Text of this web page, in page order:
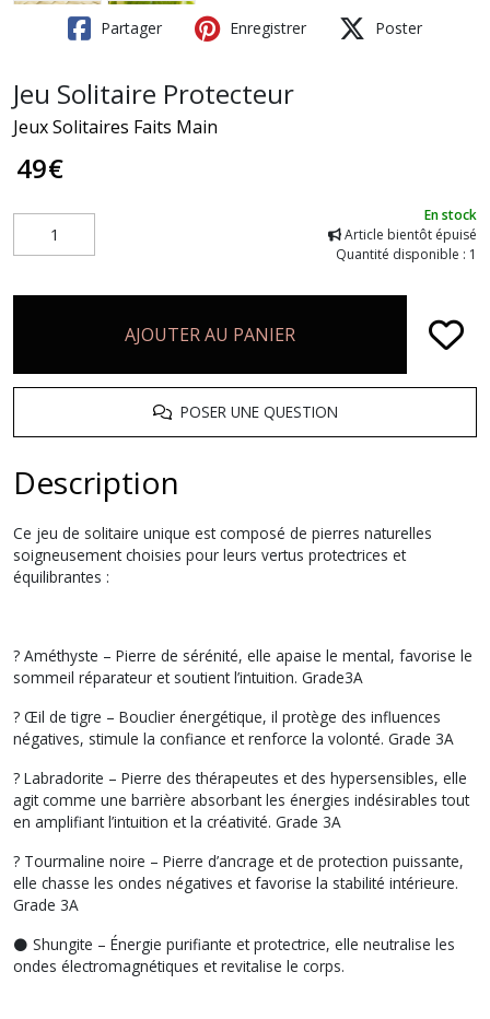
Partager Enregistrer Poster
Jeu Solitaire Protecteur
Jeux Solitaires Faits Main
49€
En stock
Article bientôt épuisé
Quantité disponible : 1
AJOUTER AU PANIER
POSER UNE QUESTION
Description
Ce jeu de solitaire unique est composé de pierres naturelles
soigneusement choisies pour leurs vertus protectrices et
équilibrantes :
? Améthyste – Pierre de sérénité, elle apaise le mental, favorise le
sommeil réparateur et soutient l’intuition. Grade3A
? Œil de tigre – Bouclier énergétique, il protège des influences
négatives, stimule la confiance et renforce la volonté. Grade 3A
? Labradorite – Pierre des thérapeutes et des hypersensibles, elle
agit comme une barrière absorbant les énergies indésirables tout
en amplifiant l’intuition et la créativité. Grade 3A
? Tourmaline noire – Pierre d’ancrage et de protection puissante,
elle chasse les ondes négatives et favorise la stabilité intérieure.
Grade 3A
⚫ Shungite – Énergie purifiante et protectrice, elle neutralise les
ondes électromagnétiques et revitalise le corps.